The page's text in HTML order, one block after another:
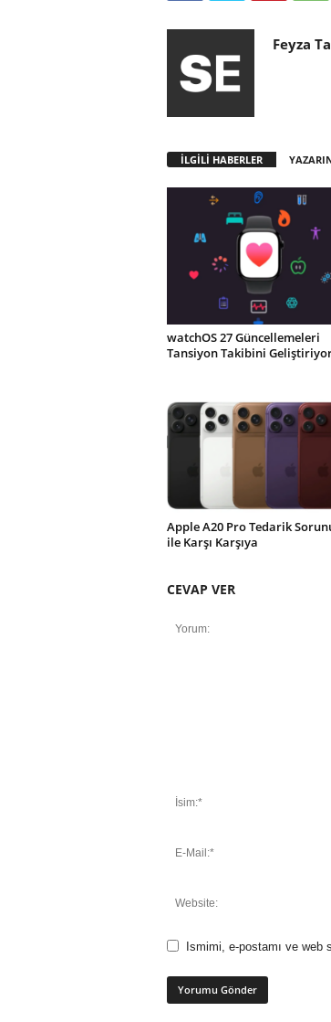
Feyza
İLGİLİ HABERLER
watchOS 27 Güncellemeleri
Tansiyon Takibini
Apple A20 Pro Tedarik
ile Karşı Karşıya
CEVAP VER
Ismimi, e-postamı ve web